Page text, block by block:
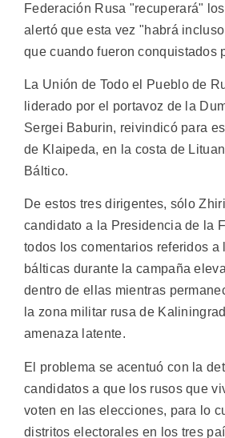
Federación Rusa "recuperará"
alertó que esta vez "habrá
que cuando fueron conquistados
La Unión de Todo el Pueblo de
liderado por el portavoz de la
Sergei Baburin, reivindicó para
de Klaipeda, en la costa de
Báltico.
De estos tres dirigentes, sólo
candidato a la Presidencia de la
todos los comentarios referidos a
bálticas durante la campaña
dentro de ellas mientras
la zona militar rusa de
amenaza latente.
El problema se acentuó con la
candidatos a que los rusos que
voten en las elecciones, para lo
distritos electorales en los tres